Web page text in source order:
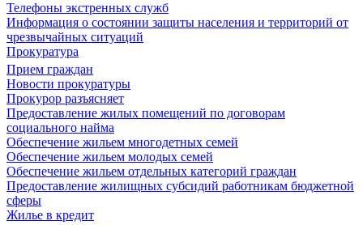
Телефоны экстренных служб
Информация о состоянии защиты населения и территорий от
чрезвычайных ситуаций
Прокуратура
Прием граждан
Новости прокуратуры
Прокурор разъясняет
Предоставление жилых помещений по договорам
социального найма
Обеспечение жильем многодетных семей
Обеспечение жильем молодых семей
Обеспечение жильем отдельных категорий граждан
Предоставление жилищных субсидий работникам бюджетной
сферы
Жилье в кредит